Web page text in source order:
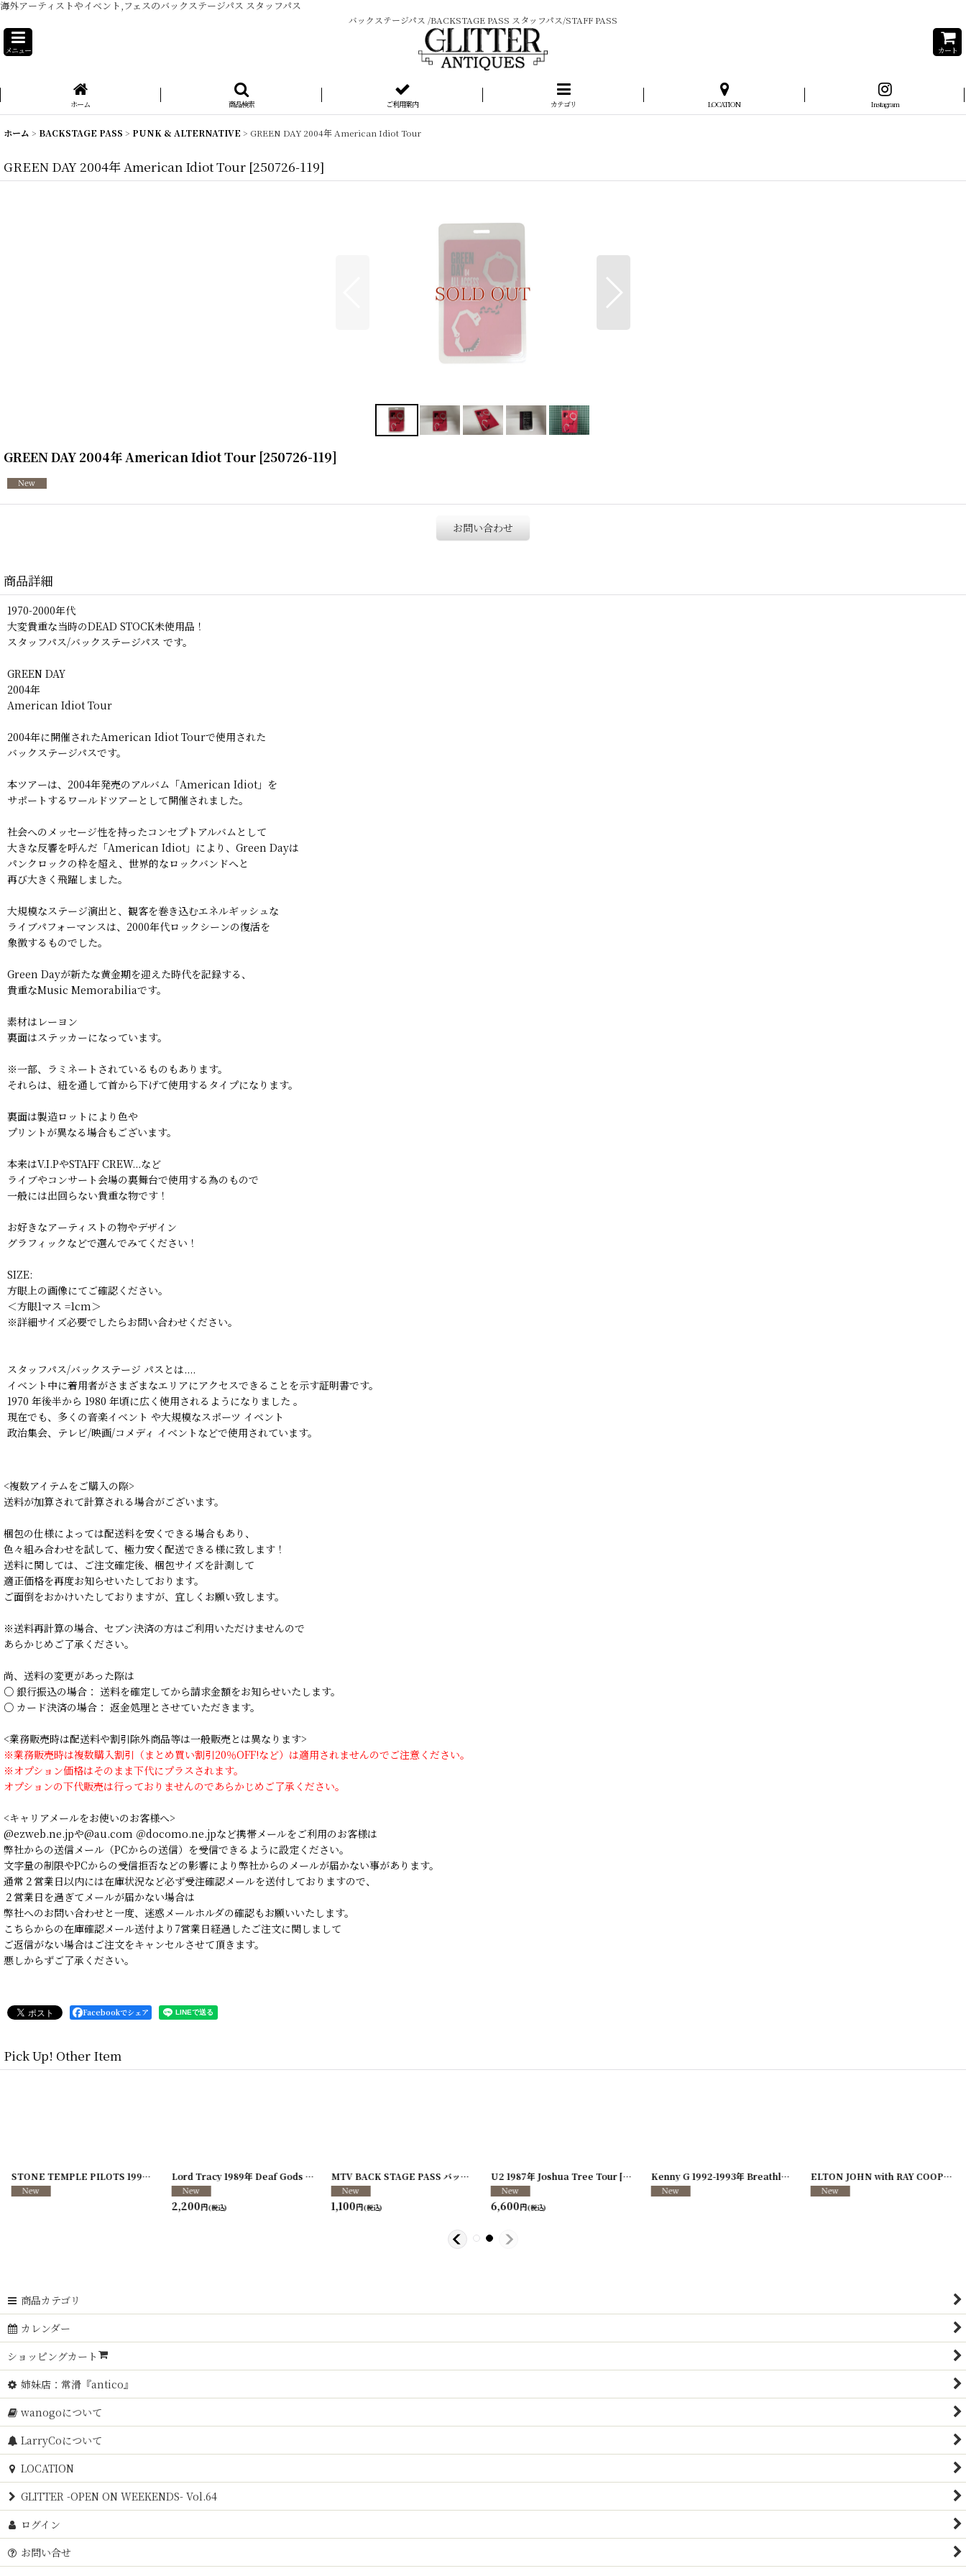
海外アーティストやイベント,フェスのバックステージパス スタッフパス
バックステージパス /BACKSTAGE PASS スタッフパス/STAFF PASS
メニュー カート
ホーム 商品検索 ご利用案内 カテゴリ LOCATION Instagram
ホーム > BACKSTAGE PASS > PUNK & ALTERNATIVE > GREEN DAY 2004年 American Idiot Tour
GREEN DAY 2004年 American Idiot Tour [250726-119]
GREEN DAY 2004年 American Idiot Tour [250726-119]
お問い合わせ
商品詳細
1970-2000年代
大変貴重な当時のDEAD STOCK未使用品！
スタッフパス/バックステージパス です。
GREEN DAY
2004年
American Idiot Tour
2004年に開催されたAmerican Idiot Tourで使用された
バックステージパスです。
本ツアーは、2004年発売のアルバム「American Idiot」を
サポートするワールドツアーとして開催されました。
社会へのメッセージ性を持ったコンセプトアルバムとして
大きな反響を呼んだ「American Idiot」により、Green Dayは
パンクロックの枠を超え、世界的なロックバンドへと
再び大きく飛躍しました。
大規模なステージ演出と、観客を巻き込むエネルギッシュな
ライブパフォーマンスは、2000年代ロックシーンの復活を
象徴するものでした。
Green Dayが新たな黄金期を迎えた時代を記録する、
貴重なMusic Memorabiliaです。
素材はレーヨン
裏面はステッカーになっています。
※一部、ラミネートされているものもあります。
それらは、紐を通して首から下げて使用するタイプになります。
裏面は製造ロットにより色や
プリントが異なる場合もございます。
本来はV.I.PやSTAFF CREW...など
ライブやコンサート会場の裏舞台で使用する為のもので
一般には出回らない貴重な物です！
お好きなアーティストの物やデザイン
グラフィックなどで選んでみてください！
SIZE:
方眼上の画像にてご確認ください。
＜方眼1マス =1cm＞
※詳細サイズ必要でしたらお問い合わせください。
スタッフパス/バックステージ パスとは....
イベント中に着用者がさまざまなエリアにアクセスできることを示す証明書です。
1970 年後半から 1980 年頃に広く使用されるようになりました 。
現在でも、多くの音楽イベント や大規模なスポーツ イベント
政治集会、テレビ/映画/コメディ イベントなどで使用されています。
<複数アイテムをご購入の際>
送料が加算されて計算される場合がございます。
梱包の仕様によっては配送料を安くできる場合もあり、
色々組み合わせを試して、極力安く配送できる様に致します！
送料に関しては、ご注文確定後、梱包サイズを計測して
適正価格を再度お知らせいたしております。
ご面倒をおかけいたしておりますが、宜しくお願い致します。
※送料再計算の場合、セブン決済の方はご利用いただけませんので
あらかじめご了承ください。
尚、送料の変更があった際は
○ 銀行振込の場合： 送料を確定してから請求金額をお知らせいたします。
○ カード決済の場合： 返金処理とさせていただきます。
<業務販売時は配送料や割引除外商品等は一般販売とは異なります>
※業務販売時は複数購入割引（まとめ買い割引20％OFF!など）は適用されませんのでご注意ください。
※オプション価格はそのまま下代にプラスされます。
オプションの下代販売は行っておりませんのであらかじめご了承ください。
<キャリアメールをお使いのお客様へ>
@ezweb.ne.jpや@au.com ＠docomo.ne.jpなど携帯メールをご利用のお客様は
弊社からの送信メール（PCからの送信）を受信できるように設定ください。
文字量の制限やPCからの受信拒否などの影響により弊社からのメールが届かない事があります。
通常２営業日以内には在庫状況など必ず受注確認メールを送付しておりますので、
２営業日を過ぎてメールが届かない場合は
弊社へのお問い合わせと一度、迷惑メールホルダの確認もお願いいたします。
こちらからの在庫確認メール送付より7営業日経過したご注文に関しまして
ご返信がない場合はご注文をキャンセルさせて頂きます。
悪しからずご了承ください。
Facebookでシェア
Pick Up! Other Item
[250117-70] STONE TEMPLE PILOTS 1996-1997年 TOUR96/97 [241216-11] Lord Tracy 1989年 Deaf Gods of Babylon Tour [ 250117-80]
2,200円(税込)
MTV BACK STAGE PASS バックステージパス/スタッフパス [250213-26]
1,100円(税込)
U2 1987年 Joshua Tree Tour[250726-08]
6,600円(税込)
Kenny G 1992-1993年 Breathless Tour [250117-127] ELTON JOHN with RAY COOPER 1995年 Evening Tour
商品カテゴリ
カレンダー
ショッピングカート
姉妹店：常滑『antico』
wanogoについて
LarryCoについて
LOCATION
GLITTER -OPEN ON WEEKENDS- Vol.64
ログイン
お問い合せ